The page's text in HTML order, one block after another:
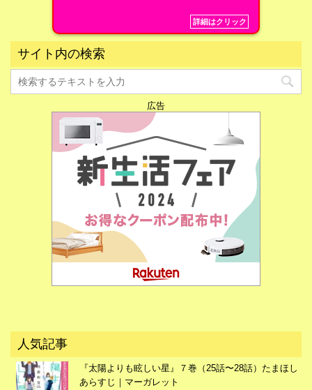
詳細はクリック
サイト内の検索
広告
人気記事
『太陽よりも眩しい星』７巻（25話〜28話）たまほし
あらすじ｜マーガレット